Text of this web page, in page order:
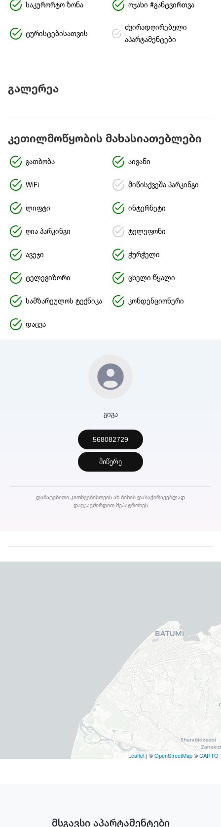
საკურორტო ზონა ოჯახი #განტვირთვა
ტურისტებისათვის
ძვირადღირებული
აპარტამენტები
გალერეა
კეთილმოწყობის მახასიათებლები
გათბობა აივანი
WiFi მიწისქვეშა პარკინგი
ლიფტი ინტერნეტი
ღია პარკინგი ტელეფონი
ავეჯი ჭურჭელი
ტელევიზორი ცხელი წყალი
სამზარეულოს ტექნიკა კონდენციონერი
დაცვა
გიგა
568082729
მიწერე
დამატებითი კითხვებისთვის ან ბინის დასაქირავებლად
დაუკავშირდით მეპატრონეს
Leaflet | ©OpenStreetMap©CARTO
მსგავსი აპარტამენტები